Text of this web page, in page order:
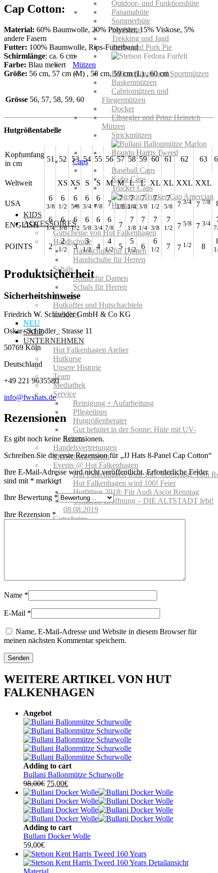
Outdoor- und Funktionshüte
Panamahüte
Sommerhüte
Strohhüte
Trekking und Jagd
Trilby und Pork Pie
Mützen
Ballonmützen und Sportmützen
Baskenmützen
Cabriomützen und
Fliegermützen
Docker
Elbsegler und Prinz Heinrich
Mützen
Strickmützen
Caps
Baseball Caps
Kuba Caps
Trucker Caps
KIDS
ACCESSOIRES
Gutscheine von Hut Falkenhagen
Handschuhe
Handschuhe für Damen
Handschuhe für Herren
Schals
Schals für Damen
Schals für Herren
Fliegen
Hutkoffer und Hutschachteln
Zubehör
NEU
SALE
UNTERNEHMEN
Hut Falkenhagen Atelier
Hutkurse
Unsere Historie
Team
Mediathek
Service
Reinigung + Aufarbeitung
Pflegetipps
Hutgrößenberater
Gut behütet in der Sonne: Hüte mit UV-
Schutz
Handelsvertretungen
Showroom mieten
Events @ Hut Falkenhagen
Hut Falkenhagen wird 100! Vernissage Tom
Hut Falkenhagen wird 100! Feier
Hutfitting 2018: Für Audi Ascot Renntag
Offizielle Eröffnung – DIE ALTSTADT lebt!
08.08.2019
Gutscheine
Cap Cotton:
Material: 60% Baumwolle, 20% Polyester, 15% Viskose, 5%
andere Fasern
Futter: 100% Baumwolle, Rips-Futterband
Schirmlänge: ca. 6 cm
Farbe: Blau meliert
Größe: 56 cm, 57 cm (M) , 58 cm, 59 cm (L) , 60 cm
Grösse 56, 57, 58, 59, 60
Hutgrößentabelle
Kopfumfang
in cm
51 52 53 54 55 56 57 58 59 60 61 62 63
Weltweit XS XS S S M M L L XL XL XXL XXL
USA
6
3/8
6
1/2
6
5/8
6
3/4
6
7/8 7
7
1/8
7
1/4
7
3/8
7
1/2
7
5/8 7 3/4 7 7/8
ENGLISH
6
1/4
6
3/8
6
1/2
6
5/8
6
3/4
6
7/8 7
7
1/8
7
1/4
7
3/8
7
1/2 7 5/8 7 3/4
POINTS 2
2
1/2 3
3
1/2 4
4
1/2 5
5
1/2 6
6
1/2 7 7 1/2 8
Produktsicherheit
Sicherheitshinweise
Friedrich W. Schneider GmbH & Co KG
Oskar- Schindler_ Strasse 11
50769 Köln
Deutschland
+49 221 9635580
info@fwshats.de
Rezensionen
Es gibt noch keine Rezensionen.
Schreiben Sie die erste Rezension für „JJ Hats 8-Panel Cap Cotton“
Ihre E-Mail-Adresse wird nicht veröffentlicht. Erforderliche Felder
sind mit * markiert
Ihre Bewertung *
Ihre Rezension *
Name *
E-Mail *
Name, E-Mail-Adresse und Website in diesem Browser für
meinen nächsten Kommentar speichern.
WEITERE ARTIKEL VON HUT
FALKENHAGEN
Angebot
Adding to cart
Bullani Ballonmütze Schurwolle
98,00€ Ursprünglicher
Preis
war:
98,00€
75,00€Aktueller
Preis
ist:
75,00€.
Adding to cart
Bullani Docker Wolle
59,00€